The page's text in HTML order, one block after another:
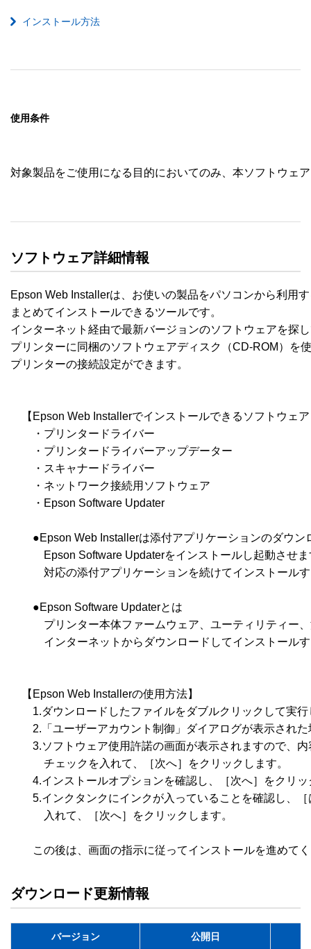
インストール方法
使用条件
対象製品をご使用になる目的においてのみ、本ソフトウェ
ソフトウェア詳細情報
Epson Web Installerは、お使いの製品をパソコンから利用
まとめてインストールできるツールです。
インターネット経由で最新バージョンのソフトウェアを探
プリンターに同梱のソフトウェアディスク（CD-ROM）を
プリンターの接続設定ができます。
【Epson Web Installerでインストールできるソフトウェ
・プリンタードライバー
・プリンタードライバーアップデーター
・スキャナードライバー
・ネットワーク接続用ソフトウェア
・Epson Software Updater
●Epson Web Installerは添付アプリケーションのダウン
Epson Software Updaterをインストールし起動させま
対応の添付アプリケーションを続けてインストールす
●Epson Software Updaterとは
プリンター本体ファームウェア、ユーティリティー、
インターネットからダウンロードしてインストールす
【Epson Web Installerの使用方法】
1.ダウンロードしたファイルをダブルクリックして実行
2.「ユーザーアカウント制御」ダイアログが表示された
3.ソフトウェア使用許諾の画面が表示されますので、内
チェックを入れて、［次へ］をクリックします。
4.インストールオプションを確認し、［次へ］をクリッ
5.インクタンクにインクが入っていることを確認し、［
入れて、［次へ］をクリックします。
ダウンロード更新情報
バージョン 公開日